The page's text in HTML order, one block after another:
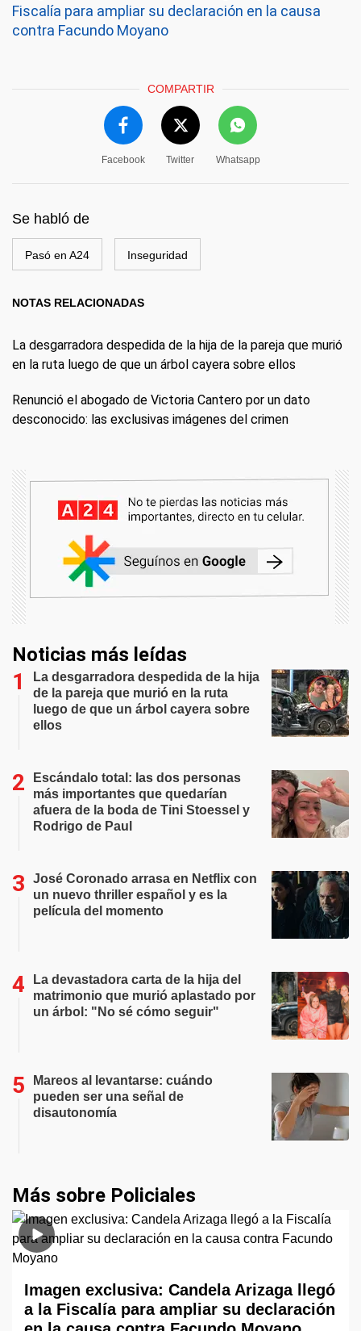
Fiscalía para ampliar su declaración en la causa
contra Facundo Moyano
COMPARTIR
Facebook Twitter Whatsapp
Se habló de
Pasó en A24 Inseguridad
NOTAS RELACIONADAS
La desgarradora despedida de la hija de la pareja que murió
en la ruta luego de que un árbol cayera sobre ellos
Renunció el abogado de Victoria Cantero por un dato
desconocido: las exclusivas imágenes del crimen
Noticias más leídas
La desgarradora despedida de la hija
de la pareja que murió en la ruta
luego de que un árbol cayera sobre
ellos
Escándalo total: las dos personas
más importantes que quedarían
afuera de la boda de Tini Stoessel y
Rodrigo de Paul
José Coronado arrasa en Netflix con
un nuevo thriller español y es la
película del momento
La devastadora carta de la hija del
matrimonio que murió aplastado por
un árbol: "No sé cómo seguir"
Mareos al levantarse: cuándo
pueden ser una señal de
disautonomía
Más sobre Policiales
Imagen exclusiva: Candela Arizaga llegó
a la Fiscalía para ampliar su declaración